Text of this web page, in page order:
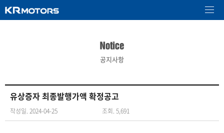
공지사항
유상증자 최종발행가액 확정공고
작성일. 2024-04-25 조회. 5,691